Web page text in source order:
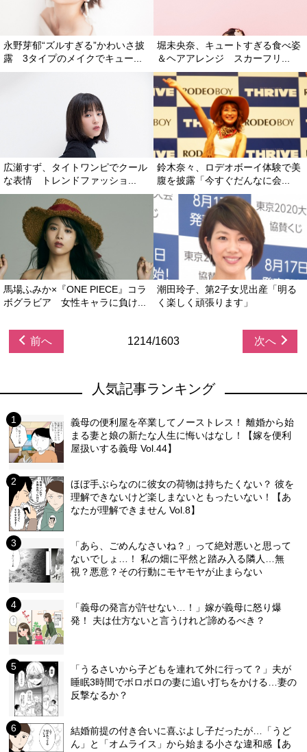
永野芽郁“ズルすぎる”かわいさ披
露 3タイプのメイクでキュー...
堀未央奈、キュートすぎる食べ姿
＆ヘアアレンジ スカーフリ...
広瀬すず、タイトワンピでクール
な表情 トレンドファッショ...
鈴木奈々、ロデオボーイ体験で美
腹を披露「今すぐだんなに会...
馬場ふみか×『ONE PIECE』コラ
ボグラビア 女性キャラに負け...
潮田玲子、第2子女児出産「明る
く楽しく頑張ります」
前へ 1214/1603 次へ
人気記事ランキング
義母の便利屋を卒業してノーストレス！ 離婚から始
まる妻と娘の新たな人生に悔いはなし！【嫁を便利
屋扱いする義母 Vol.44】
ほぼ手ぶらなのに彼女の荷物は持ちたくない？ 彼を
理解できないけど楽しまないともったいない！【あ
なたが理解できません Vol.8】
「あら、ごめんなさいね？」って絶対悪いと思って
ないでしょ…！ 私の畑に平然と踏み入る隣人…無
視？悪意？その行動にモヤモヤが止まらない
「義母の発言が許せない…！」嫁が義母に怒り爆
発！ 夫は仕方ないと言うけれど諦めるべき？
「うるさいから子どもを連れて外に行って？」夫が
睡眠3時間でボロボロの妻に追い打ちをかける…妻の
反撃なるか？
結婚前提の付き合いに喜ぶよし子だったが…「うど
ん」と「オムライス」から始まる小さな違和感【あ